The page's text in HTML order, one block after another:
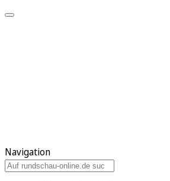
Navigation